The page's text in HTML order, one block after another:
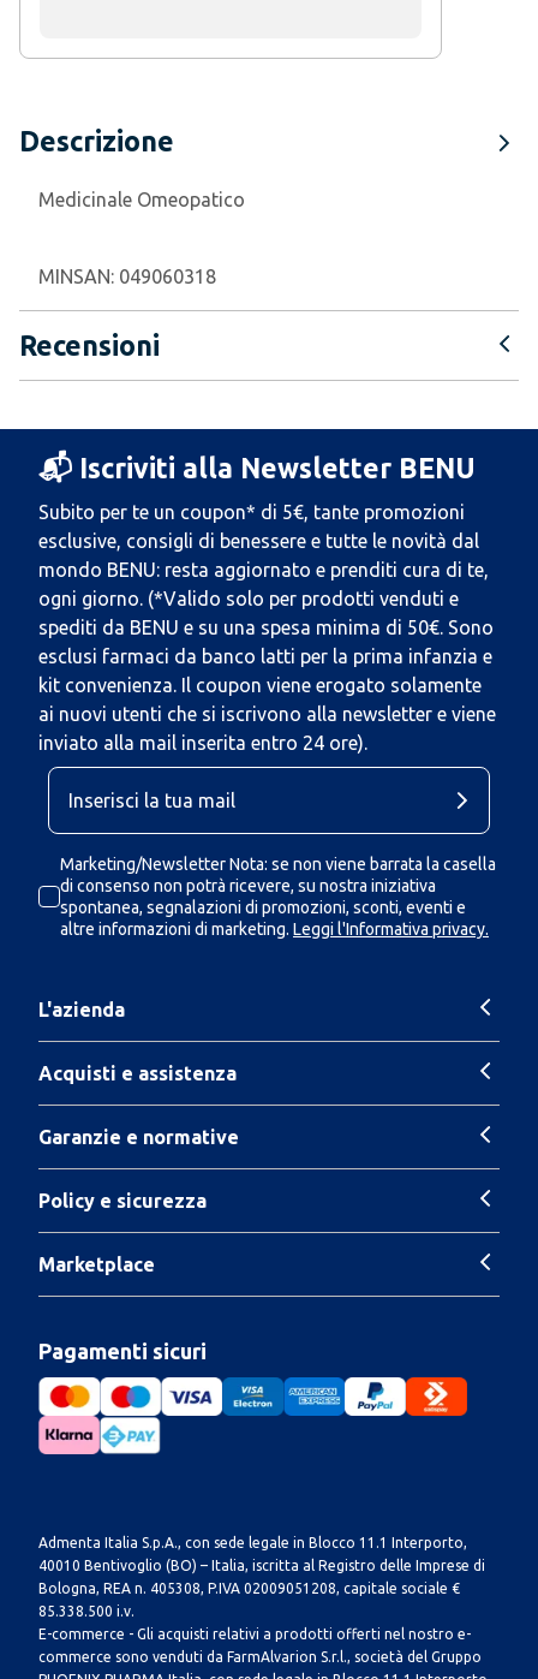
Descrizione
Medicinale Omeopatico
MINSAN: 049060318
Recensioni
📬 Iscriviti alla Newsletter BENU
Subito per te un coupon* di 5€, tante promozioni
esclusive, consigli di benessere e tutte le novità dal
mondo BENU: resta aggiornato e prenditi cura di te,
ogni giorno. (*Valido solo per prodotti venduti e
spediti da BENU e su una spesa minima di 50€. Sono
esclusi farmaci da banco latti per la prima infanzia e
kit convenienza. Il coupon viene erogato solamente
ai nuovi utenti che si iscrivono alla newsletter e viene
inviato alla mail inserita entro 24 ore).
Marketing/Newsletter Nota: se non viene barrata la casella
di consenso non potrà ricevere, su nostra iniziativa
spontanea, segnalazioni di promozioni, sconti, eventi e
altre informazioni di marketing. Leggi l'Informativa privacy.
L'azienda
Acquisti e assistenza
Garanzie e normative
Policy e sicurezza
Marketplace
Pagamenti sicuri
Admenta Italia S.p.A., con sede legale in Blocco 11.1 Interporto,
40010 Bentivoglio (BO) – Italia, iscritta al Registro delle Imprese di
Bologna, REA n. 405308, P.IVA 02009051208, capitale sociale €
85.338.500 i.v.
E-commerce - Gli acquisti relativi a prodotti offerti nel nostro e-
commerce sono venduti da FarmAlvarion S.r.l., società del Gruppo